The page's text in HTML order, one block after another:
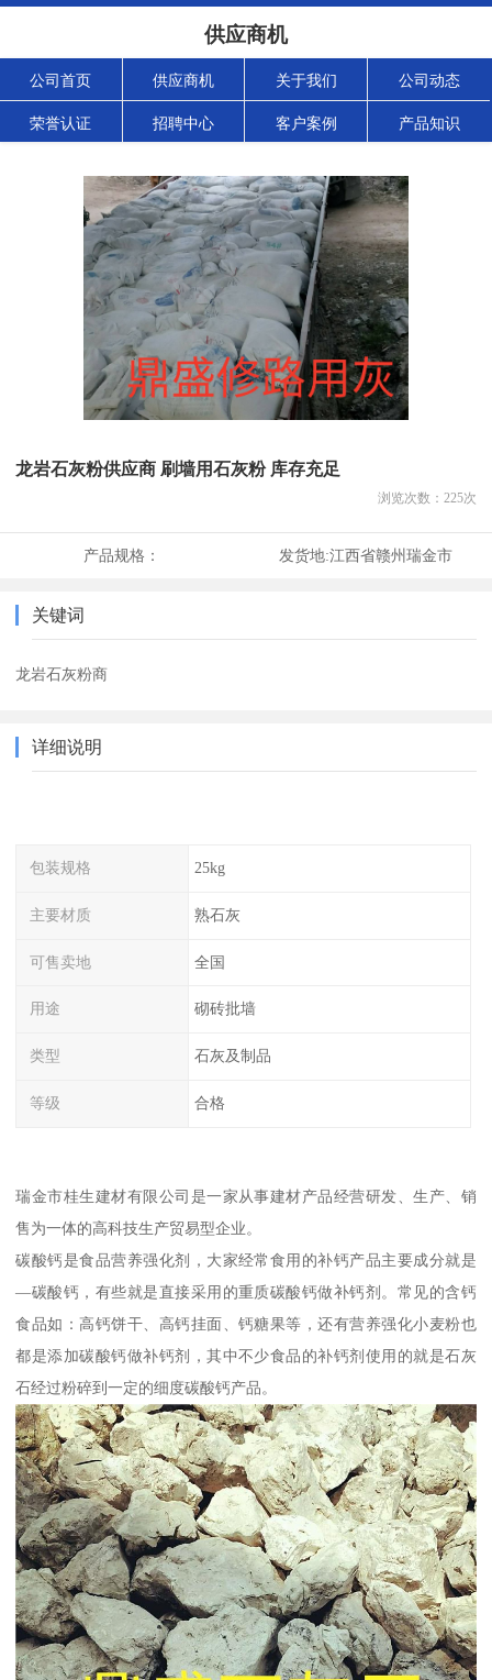
供应商机
公司首页 供应商机 关于我们 公司动态
荣誉认证 招聘中心 客户案例 产品知识
龙岩石灰粉供应商 刷墙用石灰粉 库存充足
浏览次数： 225次
产品规格： 发货地:江西省赣州瑞金市
关键词
龙岩石灰粉商
详细说明
包装规格 25kg
主要材质 熟石灰
可售卖地 全国
用途 砌砖批墙
类型 石灰及制品
等级 合格
瑞金市桂生建材有限公司是一家从事建材产品经营研发、生产、销
售为一体的高科技生产贸易型企业。
碳酸钙是食品营养强化剂，大家经常食用的补钙产品主要成分就是
—碳酸钙，有些就是直接采用的重质碳酸钙做补钙剂。常见的含钙
食品如：高钙饼干、高钙挂面、钙糖果等，还有营养强化小麦粉也
都是添加碳酸钙做补钙剂，其中不少食品的补钙剂使用的就是石灰
石经过粉碎到一定的细度碳酸钙产品。